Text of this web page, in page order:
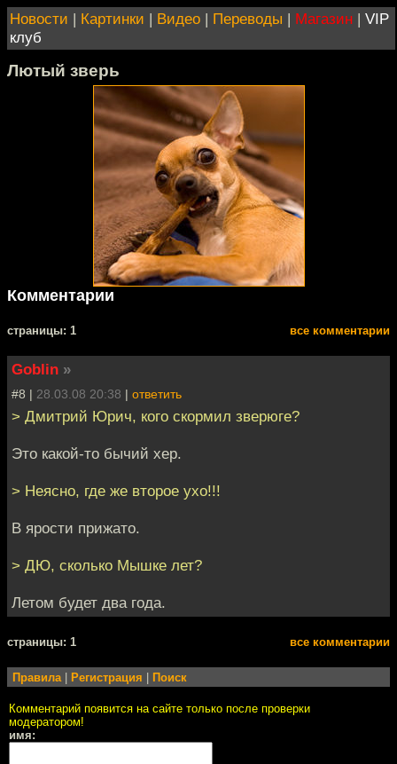
Новости | Картинки | Видео | Переводы | Магазин | VIP
клуб
Лютый зверь
Комментарии
cтраницы: 1 все комментарии
Goblin »
#8 | 28.03.08 20:38 | ответить
> Дмитрий Юрич, кого скормил зверюге?
Это какой-то бычий хер.
> Неясно, где же второе ухо!!!
В ярости прижато.
> ДЮ, сколько Мышке лет?
Летом будет два года.
cтраницы: 1 все комментарии
Правила Регистрация Поиск
Комментарий появится на сайте только после проверки
модератором!
имя: